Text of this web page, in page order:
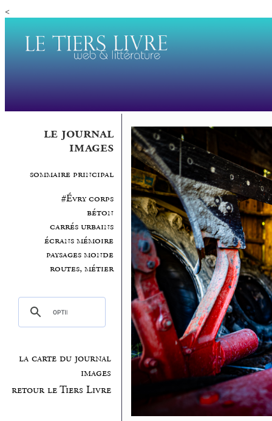
<
le journal
images
sommaire principal
#Évry corps
béton
carrés urbains
écrans mémoire
paysages monde
routes, métier
la carte du journal
images
retour le Tiers Livre